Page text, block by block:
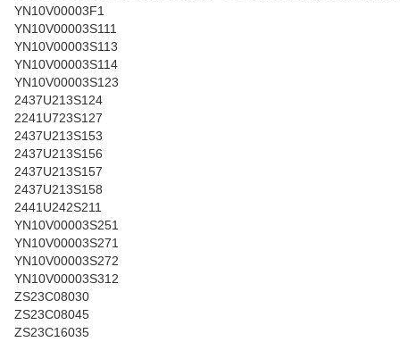
YN10V00003F1
YN10V00003S111
YN10V00003S113
YN10V00003S114
YN10V00003S123
2437U213S124
2241U723S127
2437U213S153
2437U213S156
2437U213S157
2437U213S158
2441U242S211
YN10V00003S251
YN10V00003S271
YN10V00003S272
YN10V00003S312
ZS23C08030
ZS23C08045
ZS23C16035